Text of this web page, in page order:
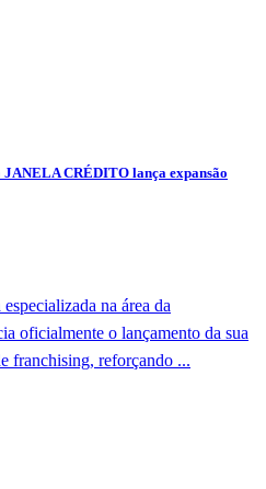
CRÉDITO lança expansão
na área da
oficialmente o lançamento da sua
franchising, reforçando ...